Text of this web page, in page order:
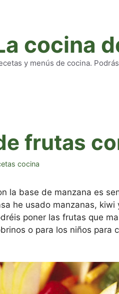
cocina
y menús de cocina.
frutas
cocina
la base de manzana es
he usado manzanas,
poner las frutas que
o para los niños para